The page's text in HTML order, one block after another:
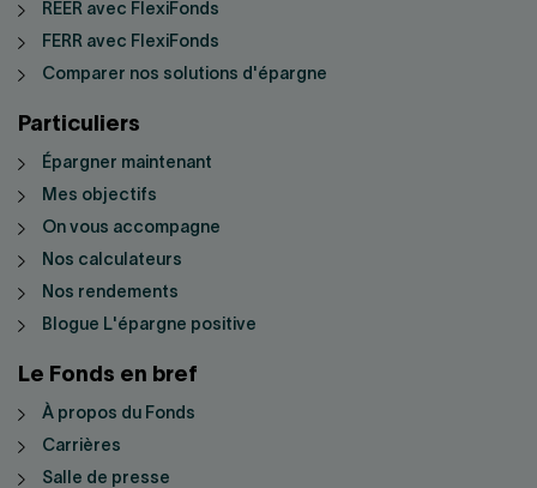
REER avec FlexiFonds
FERR avec FlexiFonds
Comparer nos solutions d'épargne
Particuliers
Épargner maintenant
Mes objectifs
On vous accompagne
Nos calculateurs
Nos rendements
Blogue L'épargne positive
Le Fonds en bref
À propos du Fonds
Carrières
Salle de presse